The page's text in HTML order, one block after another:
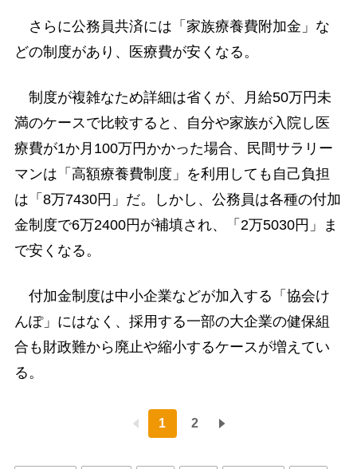
さらに公務員共済には「家族療養費附加金」な
どの制度があり、医療費が安くなる。
制度が複雑なため詳細は省くが、月給50万円未
満のケースで比較すると、自分や家族が入院し医
療費が1か月100万円かかった場合、民間サラリー
マンは「高額療養費制度」を利用しても自己負担
は「8万7430円」だ。しかし、公務員は各種の付加
金制度で6万2400円が補填され、「2万5030円」ま
で安くなる。
付加金制度は中小企業などが加入する「協会け
んぽ」にはなく、採用する一部の大企業の健保組
合も財政難から廃止や縮小するケースが増えてい
る。
1 2